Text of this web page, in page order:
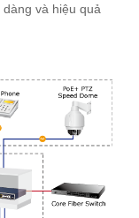
và hiệu quả